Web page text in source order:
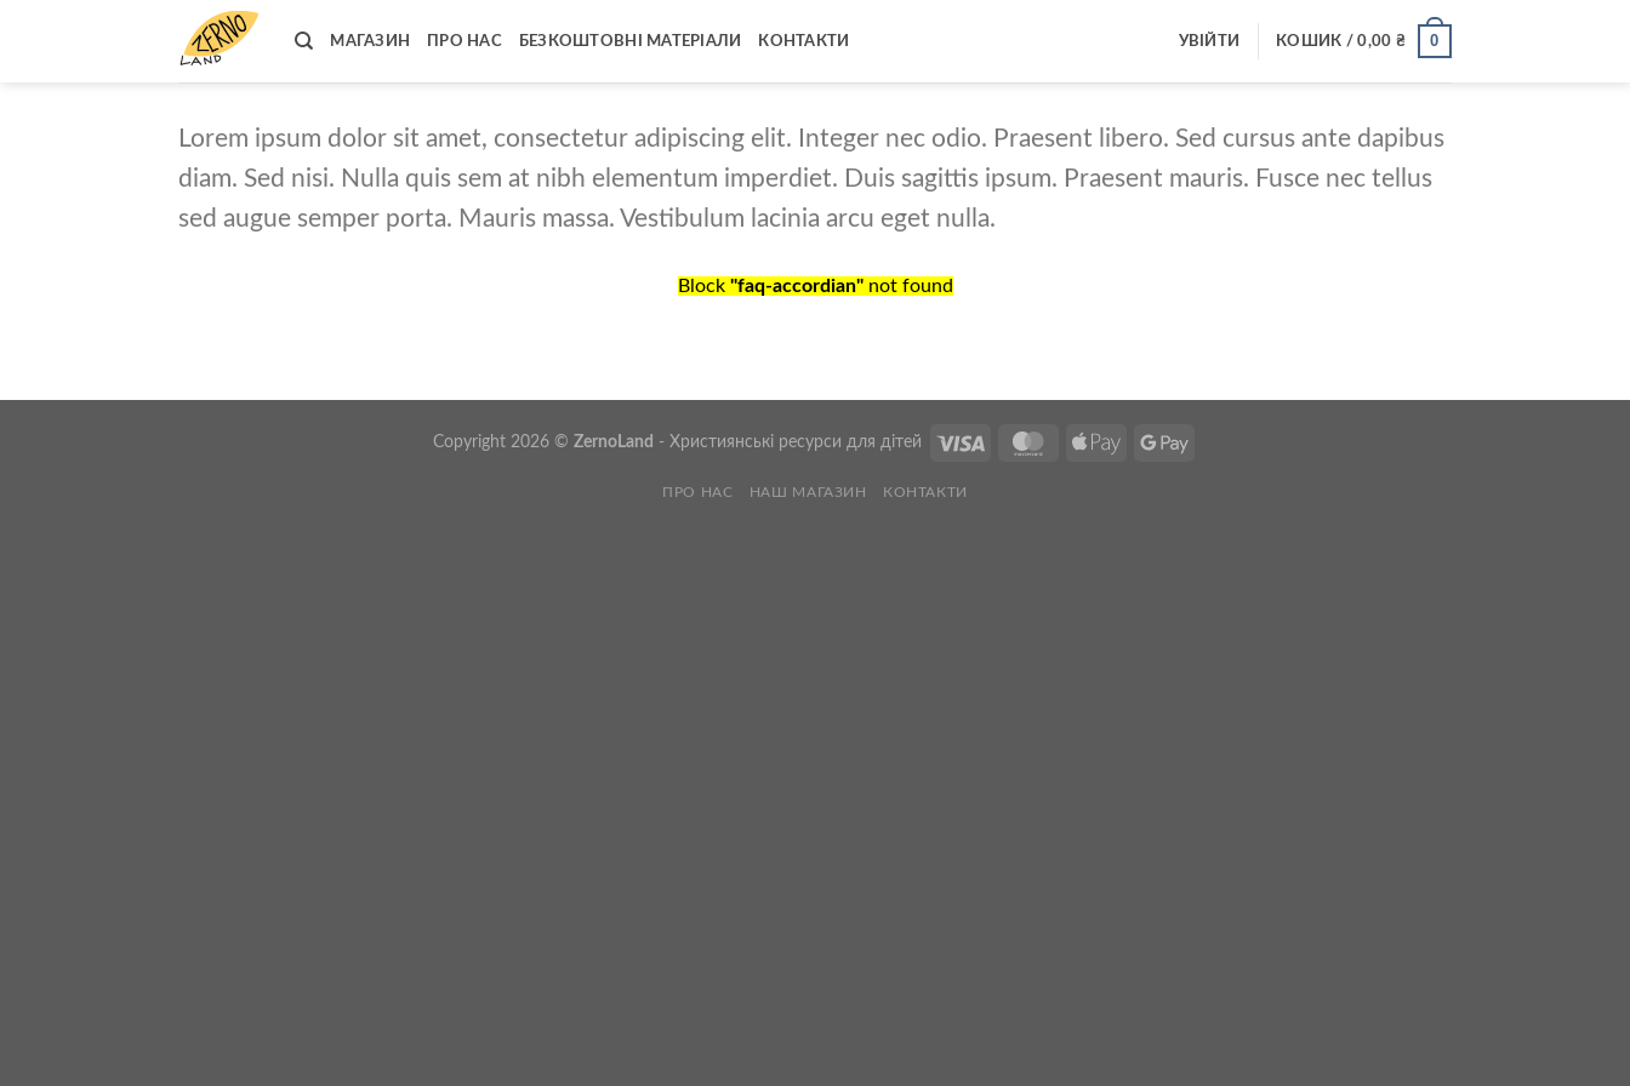
МАГАЗИН ПРО НАС БЕЗКОШТОВНІ МАТЕРІАЛИ КОНТАКТИ УВІЙТИ КОШИК /0,00 ₴ 0
Lorem ipsum dolor sit amet, consectetur adipiscing elit. Integer nec odio. Praesent libero. Sed cursus ante dapibus
diam. Sed nisi. Nulla quis sem at nibh elementum imperdiet. Duis sagittis ipsum. Praesent mauris. Fusce nec tellus
sed augue semper porta. Mauris massa. Vestibulum lacinia arcu eget nulla.
Block "faq-accordian"not found
Copyright 2026 © ZernoLand - Християнські ресурси для дітей
ПРО НАС НАШ МАГАЗИН КОНТАКТИ